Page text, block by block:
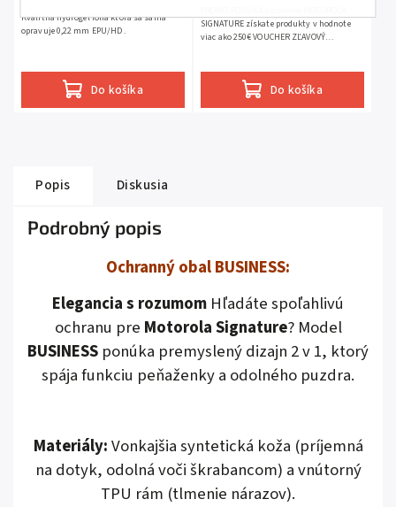
Do košíka
Kvalitná hydrogel fólia ktorá sa sama
opravuje 0,22 mm EPU/HD .
Do košíka
SIGNATURE získate produkty v hodnote
viac ako 250€ VOUCHER ZĽAVOVÝ
Popis Diskusia
Podrobný popis
Ochranný obal BUSINESS:
Elegancia s rozumom Hľadáte spoľahlivú
ochranu pre Motorola Signature? Model
BUSINESS ponúka premyslený dizajn 2 v 1, ktorý
spája funkciu peňaženky a odolného puzdra.
Materiály:Vonkajšia syntetická koža (príjemná
na dotyk, odolná voči škrabancom) a vnútorný
TPU rám (tlmenie nárazov).